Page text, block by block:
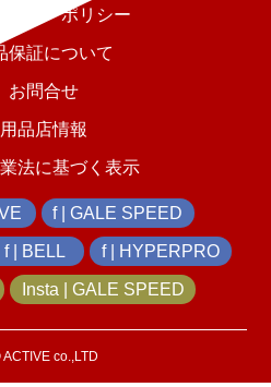
バシーポリシー
保証について
お問合せ
用品店情報
法に基づく表示
f | GALE SPEED
f | BELL f | HYPERPRO
Insta | GALE SPEED
co.,LTD